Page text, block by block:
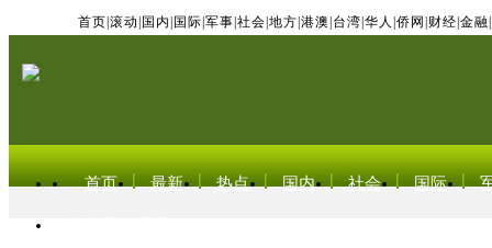
首页 滚动 国内 国际 军事 社会 地方 港澳 台湾 华人 侨网 财经 金融
首页 最新 热点 国内 社会 国际